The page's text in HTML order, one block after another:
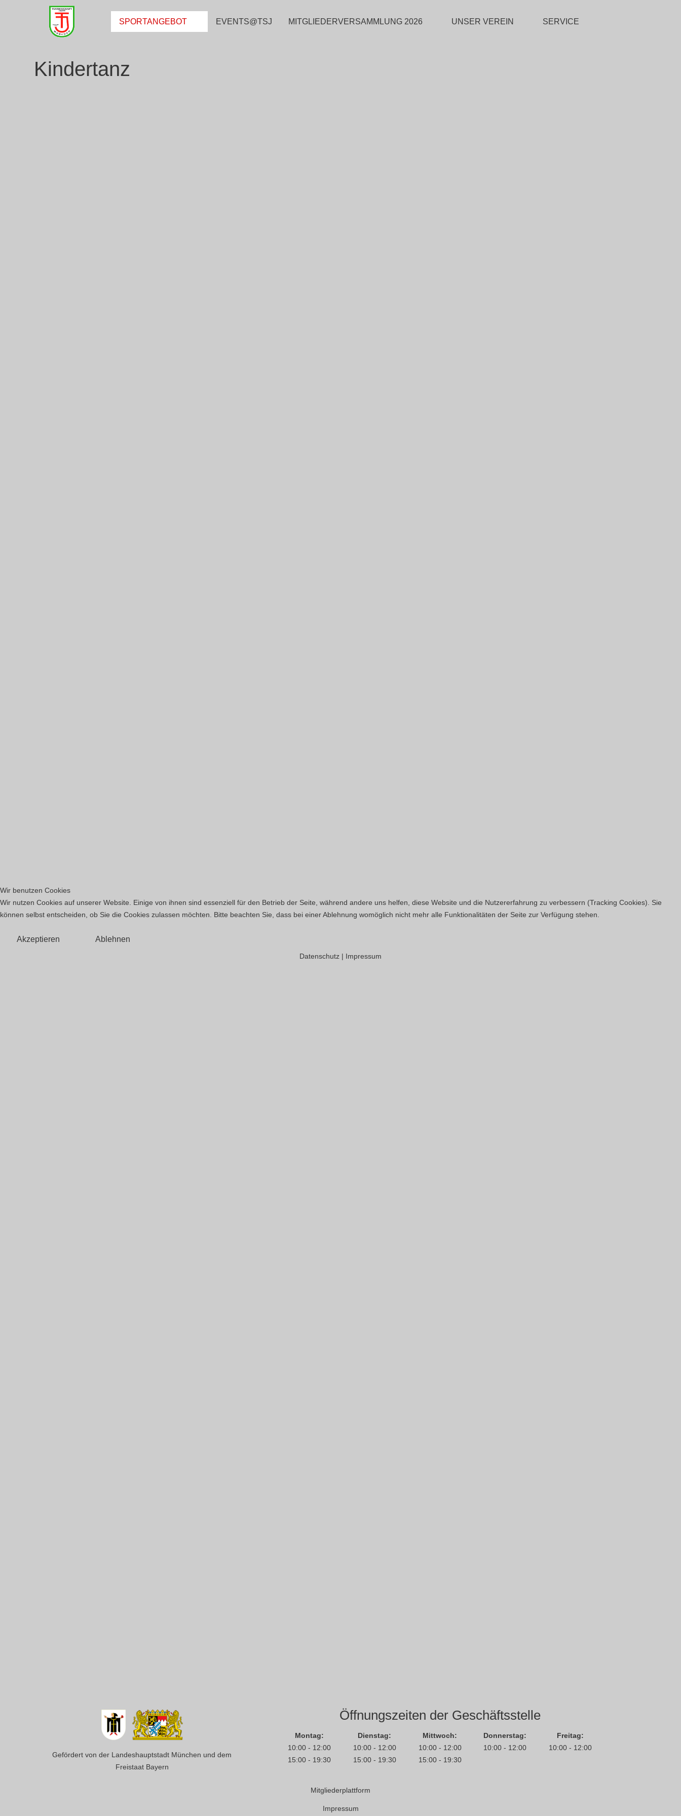
SPORTANGEBOT EVENTS@TSJ MITGLIEDERVERSAMMLUNG 2026 UNSER VEREIN SERVICE
Kindertanz
Gefördert von der Landeshauptstadt München und dem
Freistaat Bayern
Öffnungszeiten der Geschäftsstelle
Montag:
10:00 - 12:00
15:00 - 19:30
Dienstag:
10:00 - 12:00
15:00 - 19:30
Mittwoch:
10:00 - 12:00
15:00 - 19:30
Donnerstag:
10:00 - 12:00
Freitag:
10:00 - 12:00
Mitgliederplattform
Impressum
Wir benutzen Cookies
Wir nutzen Cookies auf unserer Website. Einige von ihnen sind essenziell für den Betrieb der Seite, während andere uns helfen, diese Website und die Nutzererfahrung zu verbessern (Tracking Cookies). Sie
können selbst entscheiden, ob Sie die Cookies zulassen möchten. Bitte beachten Sie, dass bei einer Ablehnung womöglich nicht mehr alle Funktionalitäten der Seite zur Verfügung stehen.
Akzeptieren Ablehnen
Datenschutz | Impressum